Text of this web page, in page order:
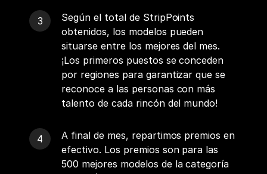
Según el total de StripPoints
obtenidos, los modelos pueden
situarse entre los mejores del mes.
¡Los primeros puestos se conceden
por regiones para garantizar que se
reconoce a las personas con más
talento de cada rincón del mundo!
A final de mes, repartimos premios en
efectivo. Los premios son para las
500 mejores modelos de la categoría